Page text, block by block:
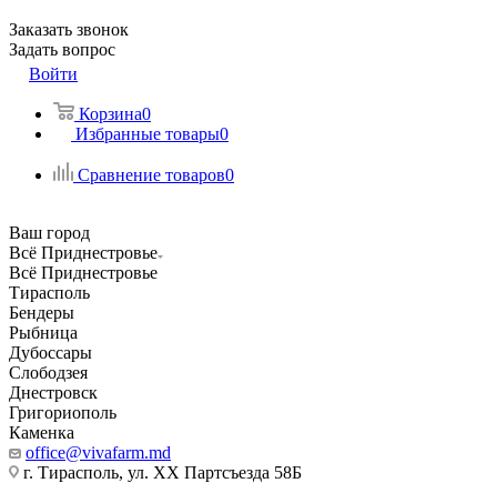
Заказать звонок
Задать вопрос
Войти
Корзина0
Избранные товары0
Сравнение товаров0
Ваш город
Всё Приднестровье
Всё Приднестровье
Тирасполь
Бендеры
Рыбница
Дубоссары
Слободзея
Днестровск
Григориополь
Каменка
office@vivafarm.md
г. Тирасполь, ул. ХХ Партсъезда 58Б